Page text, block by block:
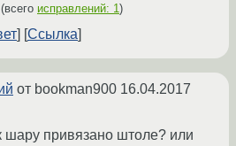
(всего исправлений: 1)
Ссылка
от bookman900 16.04.2017
шару привязано штоле? или